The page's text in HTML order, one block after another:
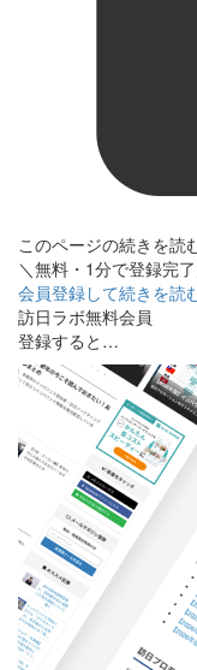
このページの続きを読
＼無料・1分で登録完
会員登録して続きを読
訪日ラボ無料会員
登録すると…